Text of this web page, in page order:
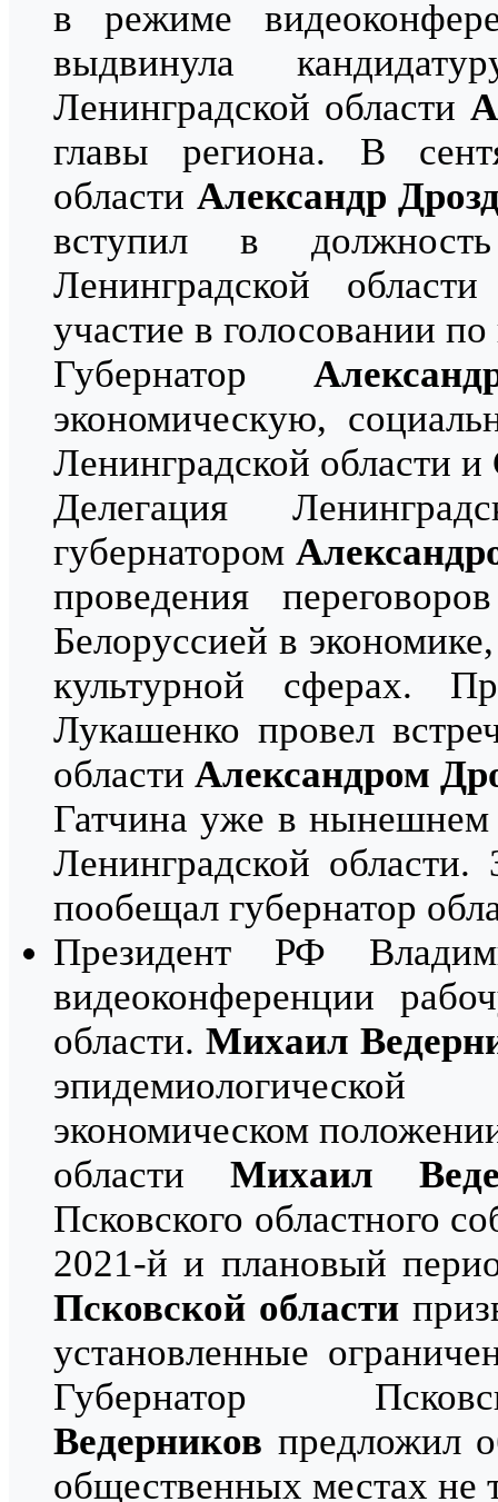
в режиме
выдвинула
Ленинградской области
главы региона. В
области Александр
вступил в
Ленинградской
участие в голосовании
Губернатор
экономическую,
Ленинградской области
Делегация
губернатором
проведения
Белоруссией в
культурной сферах.
Лукашенко провел
области Александром
Гатчина уже в нынешнем
Ленинградской области.
пообещал губернатор
Президент РФ
видеоконференции
области.Михаил
экономическом
области Михаил
Псковского областного
2021-й и плановый
Псковской области
установленные
Губернатор
Ведерников предложил
общественных местах не